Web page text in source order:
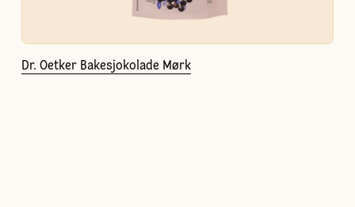
Dr. Oetker Bakesjokolade Mørk